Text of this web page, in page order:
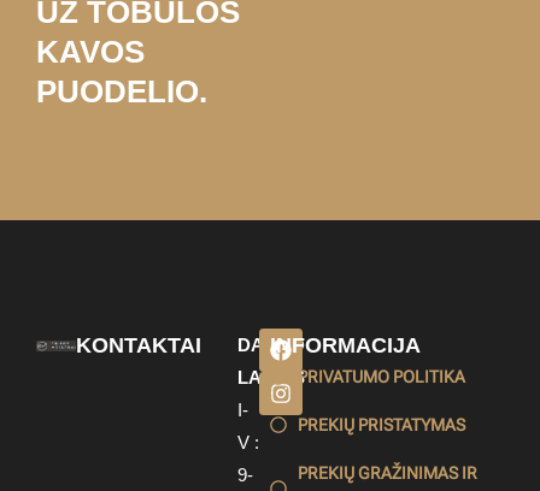
UŽ TOBULOS
KAVOS
PUODELIO.
KONTAKTAI
DARBO
LAIKAS
I-
V :
9-
INFORMACIJA
PRIVATUMO POLITIKA
PREKIŲ PRISTATYMAS
PREKIŲ GRAŽINIMAS IR